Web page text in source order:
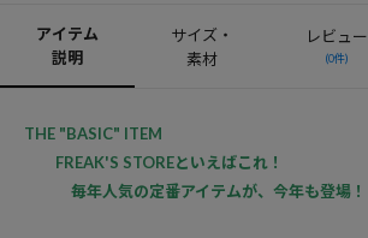
アイテム
説明
サイズ・
素材
レビュー
(0件)
THE "BASIC" ITEM
FREAK'S STOREといえばこれ！
毎年人気の定番アイテムが、今年も登場！